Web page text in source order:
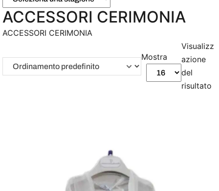
ACCESSORI CERIMONIA
ACCESSORI CERIMONIA
Mostra
Visualizz
azione
del
risultato